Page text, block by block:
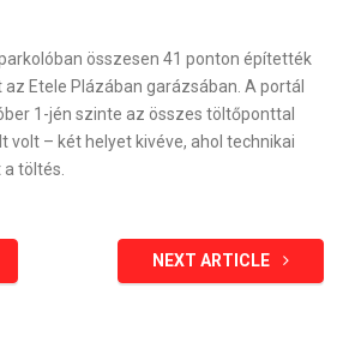
összesen 41 ponton építették
Etele Plázában garázsában. A portál
1-jén szinte az összes töltőponttal
volt – két helyet kivéve, ahol technikai
töltés.
NEXT ARTICLE